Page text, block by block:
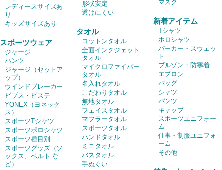
レディースサイズあ
り
キッズサイズあり
スポーツウェア
ジャージ
パンツ
ジャージ（セットア
ップ）
ウインドブレーカー
ビブス・ピステ
YONEX（ヨネック
ス）
スポーツTシャツ
スポーツポロシャツ
スポーツ種目別
スポーツグッズ（ソ
ックス、ベルト な
ど）
形状安定
透けにくい
タオル
コットンタオル
全面インクジェット
タオル
マイクロファイバー
タオル
名入れタオル
こだわりタオル
無地タオル
フェイスタオル
マフラータオル
スポーツタオル
ハンドタオル
ミニタオル
バスタオル
手ぬぐい
マスク
新着アイテム
Tシャツ
ポロシャツ
パーカー・スウェッ
ト
ブルゾン・防寒着
エプロン
バッグ
シャツ
パンツ
キャップ
スポーツユニフォー
ム
仕事・制服ユニフォ
ーム
その他